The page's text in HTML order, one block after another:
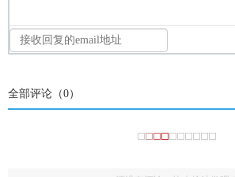
全部评论（0）